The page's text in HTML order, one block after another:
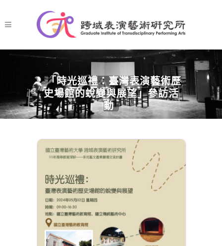
「時光巡禮：臺灣表演藝術歷
史場館的蛻變與展望」參訪活
動